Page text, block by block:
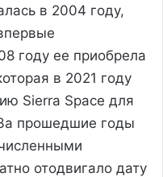
в 2004 году,
году ее приобрела
в 2021 году
Sierra Space для
прошедшие годы
отодвигало дату